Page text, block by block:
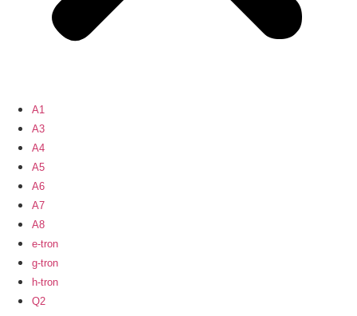
A1
A3
A4
A5
A6
A7
A8
e-tron
g-tron
h-tron
Q2